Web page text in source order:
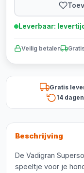
Leverbaar:
Veilig betalen
Gratis
14
Beschrijving
De Vadigran
speeltje voor je